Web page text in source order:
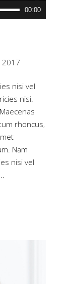
00:00
2017
nisi vel
nisi.
rhoncus,
Nam
nisi vel